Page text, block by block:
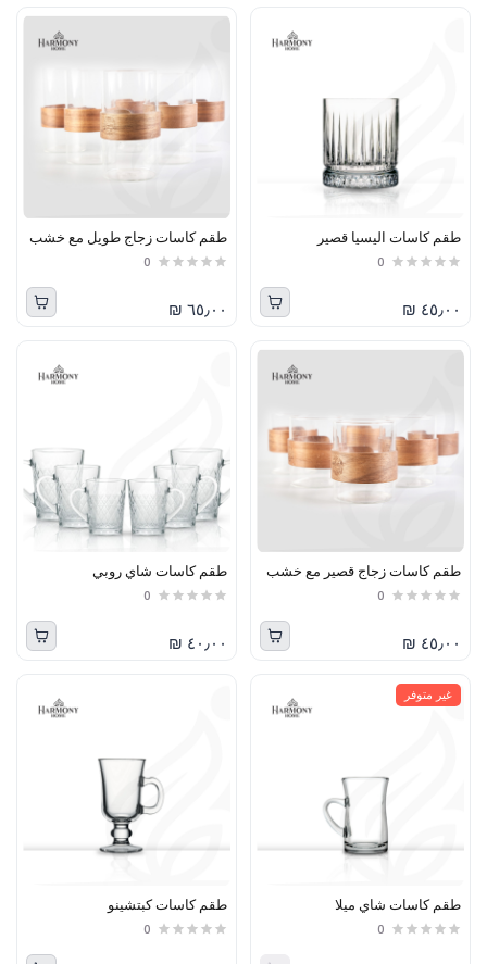
طقم كاسات اليسيا قصير
0
٤٥٫٠٠ ₪
طقم كاسات زجاج طويل مع خشب
0
٦٥٫٠٠ ₪
طقم كاسات زجاج قصير مع خشب
0
٤٥٫٠٠ ₪
طقم كاسات شاي روبي
0
٤٠٫٠٠ ₪
غير متوفر
طقم كاسات شاي ميلا
0
طقم كاسات كبتشينو
0